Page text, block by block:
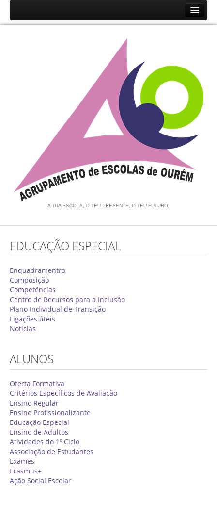
Unidades Orgânicas
Documentos
Associação de Pais e EE
Equipa de Autoavaliação
Notícias
Alunos
Oferta Formativa 2026/2027
Matrículas
Critérios Específicos de Avaliação
Ensino Profissionalizante
Educação Especial
Ensino de Adultos
Atividades do 1º Ciclo
Clubes & Projetos
Exames
Associação de Estudantes
Erasmus+
Calendário Escolar
A TUA ESCOLA, O TEU PRESENTE, O TEU FUTURO!
EDUCAÇÃO ESPECIAL
Enquadramentro
Composição
Competências
Centro de Recursos para a Inclusão
Plano Individual de Transição
Ligações úteis
Notícias
ALUNOS
Oferta Formativa
Critérios Específicos de Avaliação
Ensino Regular
Ensino Profissionalizante
Educação Especial
Ensino de Adultos
Atividades do 1º Ciclo
Associação de Estudantes
Exames
Erasmus+
Ação Social Escolar